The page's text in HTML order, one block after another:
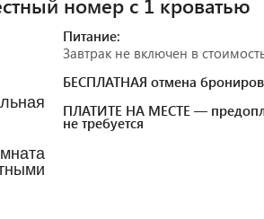
Питание:
Завтрак не включен в
БЕСПЛАТНАЯ отмена
ПЛАТИТЕ НА МЕСТЕ —
не требуется